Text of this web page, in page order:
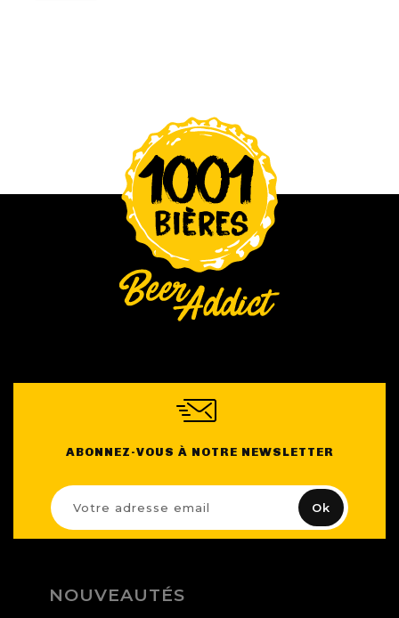
ABONNEZ-VOUS À NOTRE NEWSLETTER
NOUVEAUTÉS